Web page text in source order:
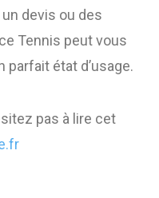
devis ou des
Tennis peut vous
état d’usage.
pas à lire cet